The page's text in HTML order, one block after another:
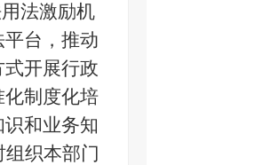
法激励机
台，推动
开展行政
制度化培
和业务知
织本部门